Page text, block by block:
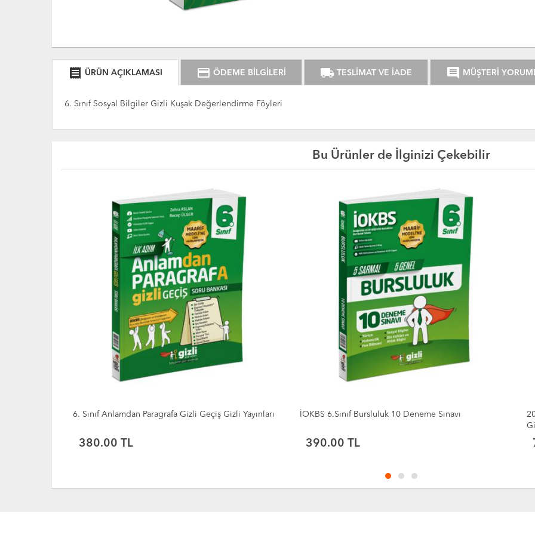
receipt ÜRÜN AÇIKLAMASI credit_card ÖDEME BİLGİLERİ local_shipping TESLİMAT VE İADE comment MÜŞTERİ
6. Sınıf Sosyal Bilgiler Gizli Kuşak Değerlendirme Föyleri
Bu Ürünler de İlginizi Çekebilir
İOKBS 6.Sınıf Bursluluk 10 Deneme Sınavı
390.00 TL
2027 5. Sınıf Fen Bilimleri Müfredatın Gizli Dergisi
750.00 TL